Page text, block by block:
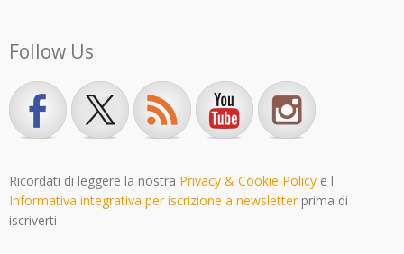
Follow Us
Ricordati di leggere la nostra Privacy & Cookie Policy e l'
Informativa integrativa per iscrizione a newsletterprima di
iscriverti